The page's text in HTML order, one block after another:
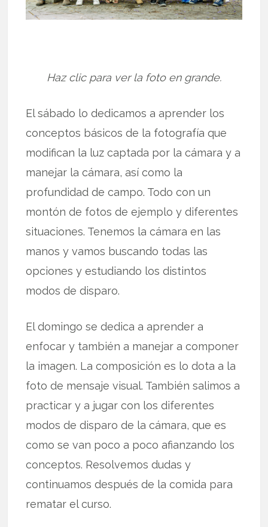
Haz clic para ver la foto en grande.
El sábado lo dedicamos a aprender los
conceptos básicos de la fotografía que
modifican la luz captada por la cámara y a
manejar la cámara, así como la
profundidad de campo. Todo con un
montón de fotos de ejemplo y diferentes
situaciones. Tenemos la cámara en las
manos y vamos buscando todas las
opciones y estudiando los distintos
modos de disparo.
El domingo se dedica a aprender a
enfocar y también a manejar a componer
la imagen. La composición es lo dota a la
foto de mensaje visual. También salimos a
practicar y a jugar con los diferentes
modos de disparo de la cámara, que es
como se van poco a poco afianzando los
conceptos. Resolvemos dudas y
continuamos después de la comida para
rematar el curso.